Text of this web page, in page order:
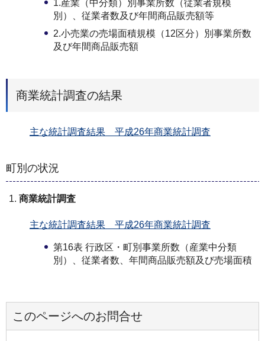
1.産業（中分類）別事業所数（従業者規模
別）、従業者数及び年間商品販売額等
2.小売業の売場面積規模（12区分）別事業所数
及び年間商品販売額
商業統計調査の結果
主な統計調査結果 平成26年商業統計調査
町別の状況
商業統計調査
主な統計調査結果 平成26年商業統計調査
第16表 行政区・町別事業所数（産業中分類
別）、従業者数、年間商品販売額及び売場面積
このページへのお問合せ